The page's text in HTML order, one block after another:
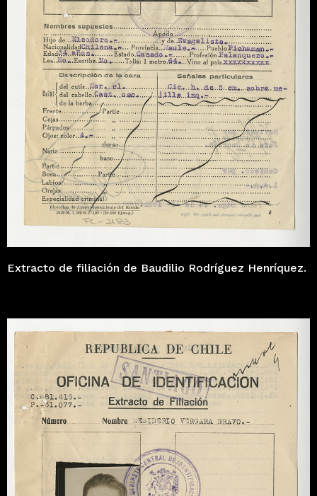
Extracto de filiación de Baudilio Rodríguez Henríquez.